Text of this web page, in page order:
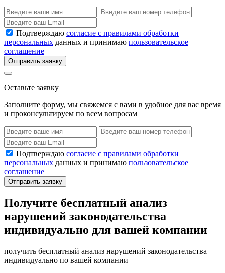
Подтверждаю согласие с правилами обработки
персональных данных и принимаю пользовательское
соглашение
Отправить заявку
Оставьте заявку
Заполните форму, мы свяжемся с вами в удобное для вас время
и проконсультируем по всем вопросам
Подтверждаю согласие с правилами обработки
персональных данных и принимаю пользовательское
соглашение
Отправить заявку
Получите бесплатный анализ
нарушений законодательства
индивидуально для вашей компании
получить бесплатный анализ нарушений законодательства
индивидуально по вашей компании